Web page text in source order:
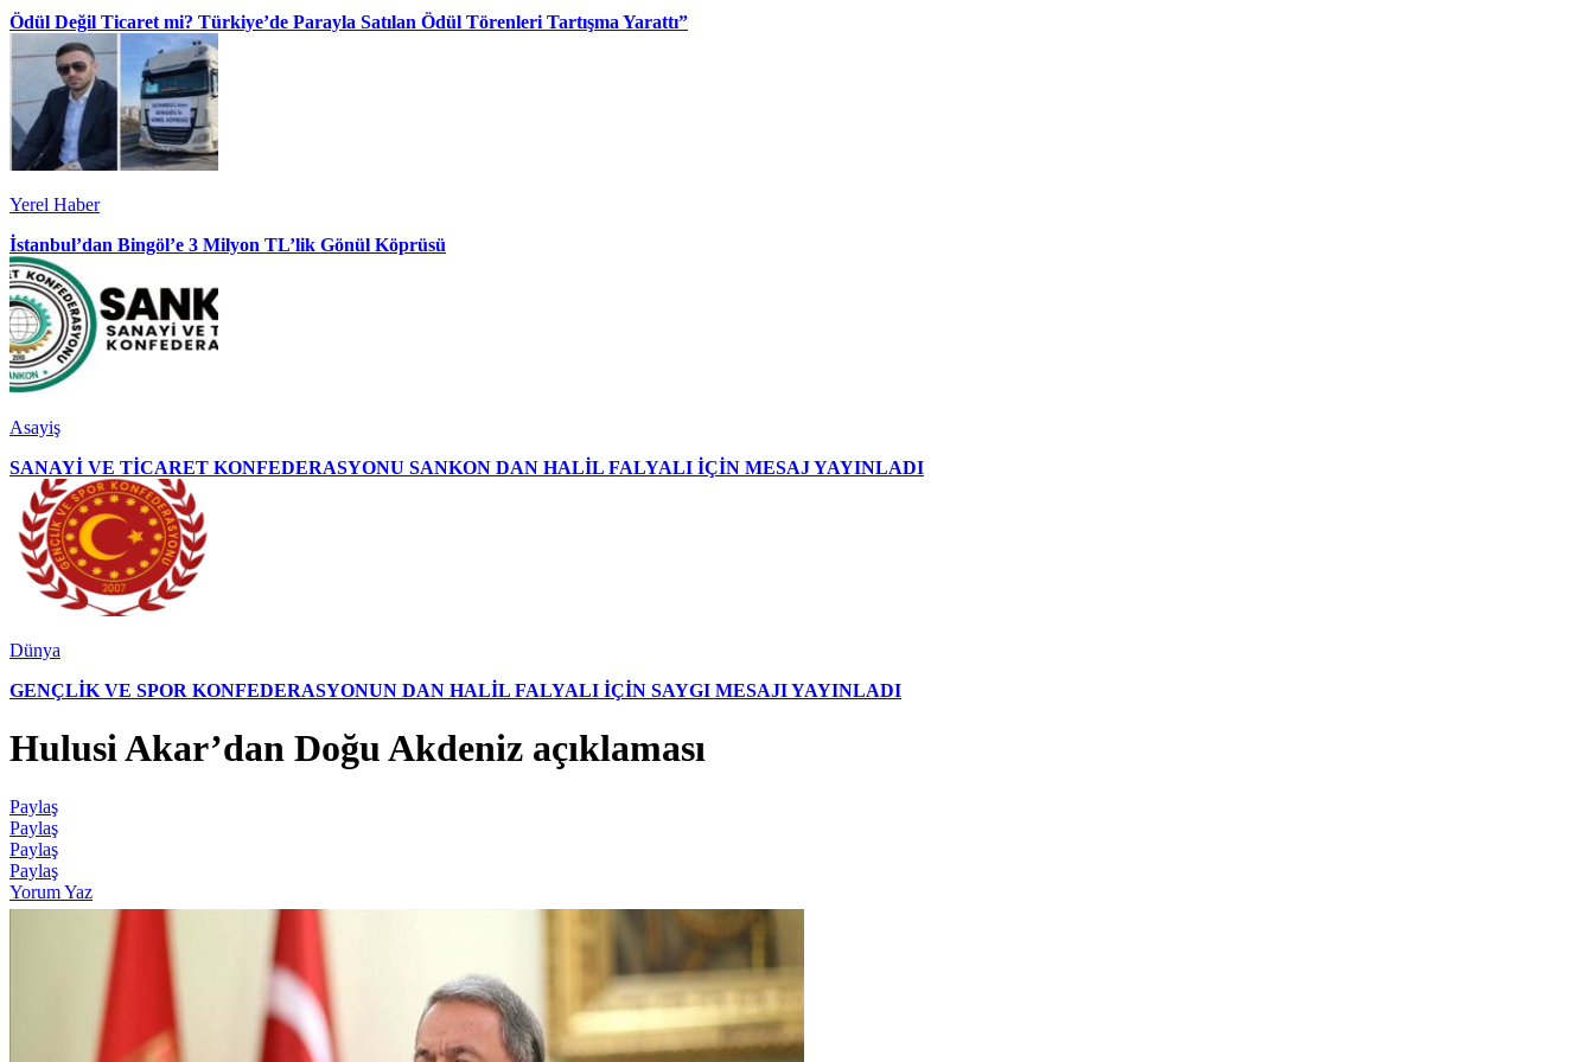
Ödül Değil Ticaret mi? Türkiye’de Parayla Satılan Ödül Törenleri Tartışma Yarattı”
Yerel Haber
İstanbul’dan Bingöl’e 3 Milyon TL’lik Gönül Köprüsü
Asayiş
SANAYİ VE TİCARET KONFEDERASYONU SANKON DAN HALİL FALYALI İÇİN MESAJ YAYINLADI
Dünya
GENÇLİK VE SPOR KONFEDERASYONUN DAN HALİL FALYALI İÇİN SAYGI MESAJI YAYINLADI
Hulusi Akar’dan Doğu Akdeniz açıklaması
Paylaş
Paylaş
Paylaş
Paylaş
Yorum Yaz